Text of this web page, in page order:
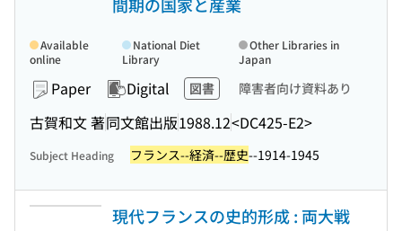
Paper Digital 図書 障害者向け資料あり
古賀和文 著同文館出版1988.12<DC425-E2>
Available
online
National Diet
Library
Other Libraries in
Japan
Subject Heading フランス--経済--歴史--1914-1945
現代フランスの史的形成 : 両大戦